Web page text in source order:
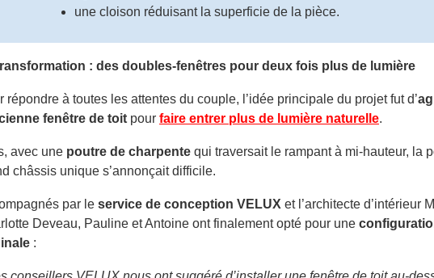
une cloison réduisant la superficie de la pièce.
: des doubles-fenêtres pour deux fois plus de lumière
répondre à toutes les attentes du couple, l’idée principale du projet fut d’
fenêtre de toit pour faire entrer plus de lumière naturelle.
avec une poutre de charpente qui traversait le rampant à mi-hauteur, la
châssis unique s’annonçait difficile.
par le service de conception VELUX et l’architecte d’intérieur
Deveau, Pauline et Antoine ont finalement opté pour une
: